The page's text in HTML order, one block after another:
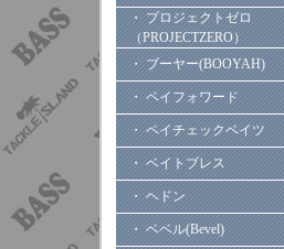
・ プロジェクトゼロ
（PROJECTZERO）
・ ブーヤー(BOOYAH)
・ ペイフォワード
・ ペイチェックベイツ
・ ベイトブレス
・ ヘドン
・ ベベル(Bevel)